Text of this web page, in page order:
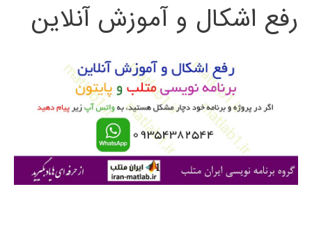
ج
ی
رفع اشکال و آموزش آنلاین